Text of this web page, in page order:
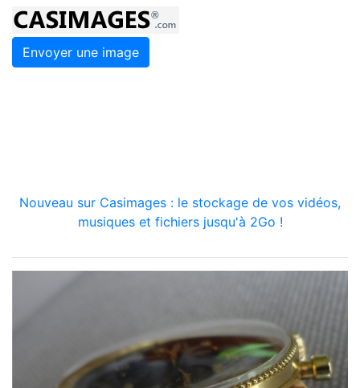
Envoyer une image
Nouveau sur Casimages : le stockage de vos vidéos,
musiques et fichiers jusqu'à 2Go !